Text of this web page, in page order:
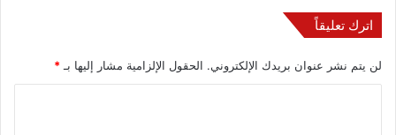
اترك تعليقاً
لن يتم نشر عنوان بريدك الإلكتروني. الحقول الإلزامية مشار إليها بـ *